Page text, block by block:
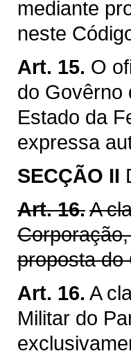
mediante
neste
Art. 15. O
do Govêrno
Estado da
expressa
SECÇÃO II
Art. 16.A
proposta do
Art. 16. A
Militar do